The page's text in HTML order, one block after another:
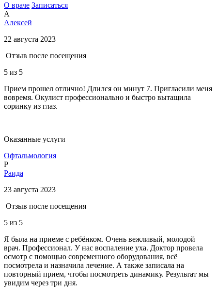
О враче Записаться
А
Алексей
22 августа 2023
Отзыв после посещения
5 из 5
Прием прошел отлично! Длился он минут 7. Пригласили меня
вовремя. Окулист профессионально и быстро вытащила
соринку из глаз.
Оказанные услуги
Офтальмология
Р
Раида
23 августа 2023
Отзыв после посещения
5 из 5
Я была на приеме с ребёнком. Очень вежливый, молодой
врач. Профессионал. У нас воспаление уха. Доктор провела
осмотр с помощью современного оборудования, всё
посмотрела и назначила лечение. А также записала на
повторный прием, чтобы посмотреть динамику. Результат мы
увидим через три дня.